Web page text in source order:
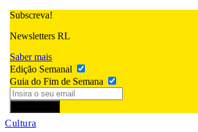
Subscreva!
Newsletters RL
Saber mais
Edição Semanal
Guia do Fim de Semana
Cultura